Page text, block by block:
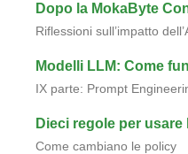
Dopo la MokaByte
Riflessioni sull’impatto
Modelli LLM: Come
IX parte: Prompt
Dieci regole per usare
Come cambiano le policy